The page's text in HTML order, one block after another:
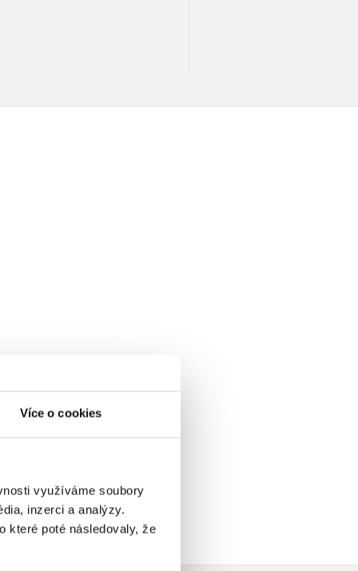
Více o cookies
využíváme soubory
inzerci a analýzy.
které poté následovaly, že